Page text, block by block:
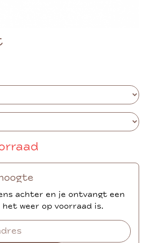
achter en je ontvangt een
weer op voorraad is.